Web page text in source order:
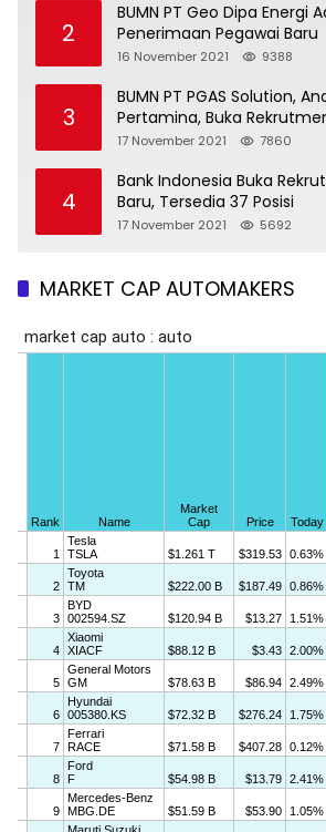
2
BUMN PT Geo Dipa Energi
Penerimaan Pegawai Baru
16 November 2021 9388
3
BUMN PT PGAS Solution,
Pertamina, Buka
17 November 2021 7860
4
Bank Indonesia Buka
Baru, Tersedia 37 Posisi
17 November 2021 5692
MARKET CAP AUTOMAKERS